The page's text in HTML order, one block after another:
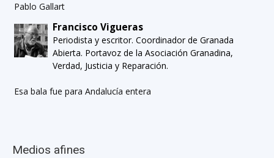
Pablo Gallart
Francisco Vigueras
Periodista y escritor. Coordinador de Granada
Abierta. Portavoz de la Asociación Granadina,
Verdad, Justicia y Reparación.
Esa bala fue para Andalucía entera
Medios afines